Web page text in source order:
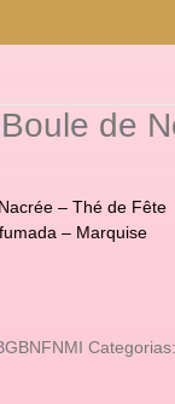
de
– Thé de Fête
– Marquise
Categorias: